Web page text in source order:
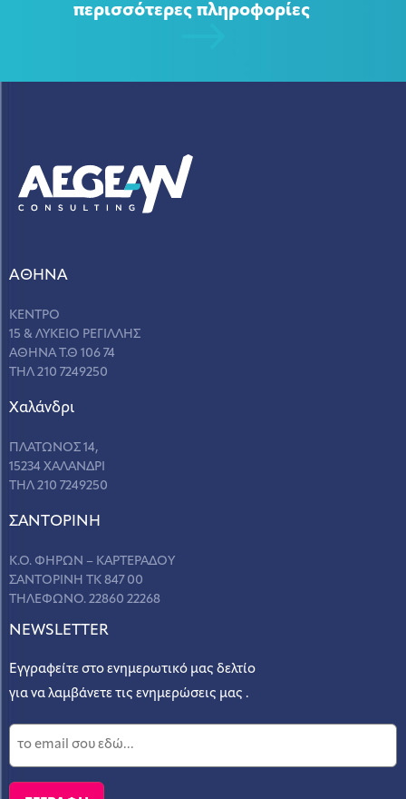
περισσότερες πληροφορίες
ΑΘΗΝΑ
ΚΕΝΤΡΟ
15 & ΛΥΚΕΙΟ ΡΕΓΙΛΛΗΣ
ΑΘΗΝΑ Τ.Θ 106 74
ΤΗΛ 210 7249250
Χαλάνδρι
ΠΛΑΤΩΝΟΣ 14,
15234 ΧΑΛΑΝΔΡΙ
ΤΗΛ 210 7249250
ΣANΤΟΡΙΝΗ
Κ.Ο. ΦΗΡΩΝ – ΚΑΡΤΕΡΑΔΟΥ
ΣΑΝΤΟΡΙΝΗ ΤΚ 847 00
ΤΗΛΕΦΩΝΟ. 22860 22268
NEWSLETTER
Εγγραφείτε στο ενημερωτικό μας δελτίο
για να λαμβάνετε τις ενημερώσεις μας .